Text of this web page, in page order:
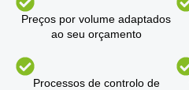
Preços por volume adaptados
ao seu orçamento
Processos de controlo de